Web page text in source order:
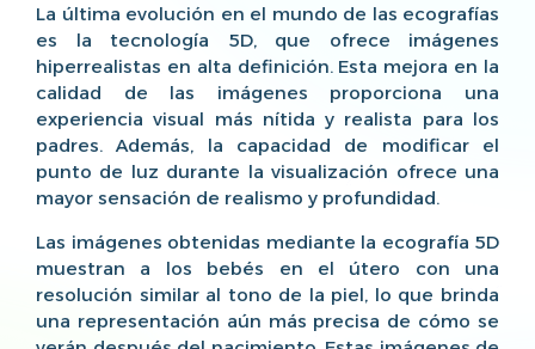
La última evolución en el mundo de las ecografías
es la tecnología 5D, que ofrece imágenes
hiperrealistas en alta definición. Esta mejora en la
calidad de las imágenes proporciona una
experiencia visual más nítida y realista para los
padres. Además, la capacidad de modificar el
punto de luz durante la visualización ofrece una
mayor sensación de realismo y profundidad.
Las imágenes obtenidas mediante la ecografía 5D
muestran a los bebés en el útero con una
resolución similar al tono de la piel, lo que brinda
una representación aún más precisa de cómo se